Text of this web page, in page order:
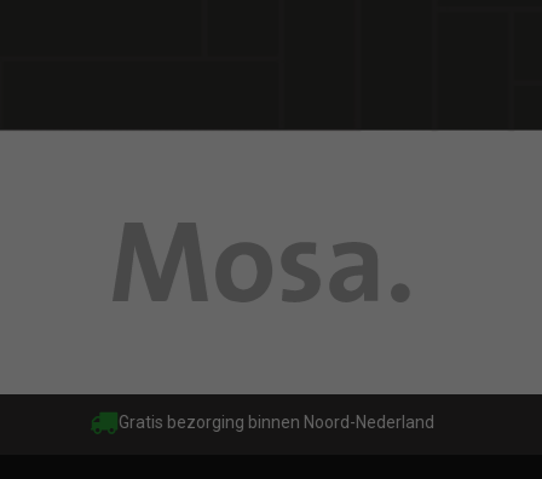
Gratis bezorging binnen Noord-Nederland